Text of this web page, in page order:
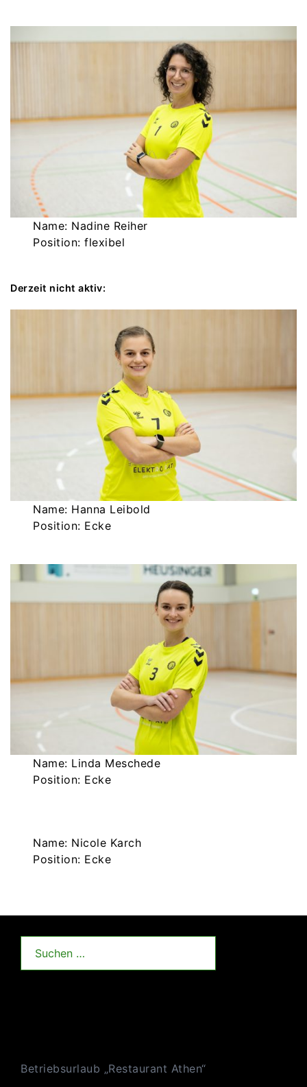
Name: Nadine Reiher
Position: flexibel
Derzeit nicht aktiv:
Name: Hanna Leibold
Position: Ecke
Name: Linda Meschede
Position: Ecke
Name: Nicole Karch
Position: Ecke
nach:
Betriebsurlaub „Restaurant Athen“